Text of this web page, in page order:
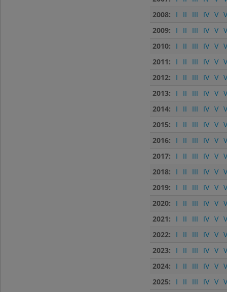
2008:
I II III IV V
2009:
I II III IV V
2010:
I II III IV V
2011:
I II III IV V
2012:
I II III IV V
2013:
I II III IV V
2014:
I II III IV V
2015:
I II III IV V
2016:
I II III IV V
2017:
I II III IV V
2018:
I II III IV V
2019:
I II III IV V
2020:
I II III IV V
2021:
I II III IV V
2022:
I II III IV V
2023:
I II III IV V
2024:
I II III IV V
2025:
I II III IV V